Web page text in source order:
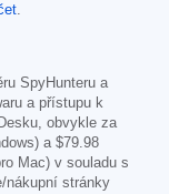
.
SpyHunteru a
a přístupu k
obvykle za
a $79.98
Mac) v souladu s
nákupní stránky